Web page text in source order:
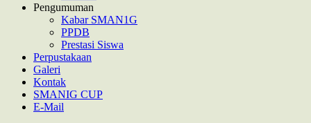
Pengumuman
Kabar SMAN1G
PPDB
Prestasi Siswa
Perpustakaan
Galeri
Kontak
SMANIG CUP
E-Mail